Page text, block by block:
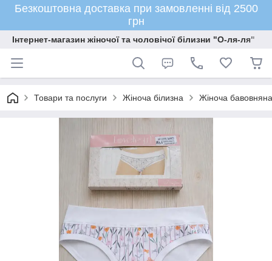
Безкоштовна доставка при замовленні від 2500
грн
Інтернет-магазин жіночої та чоловічої білизни "О-ля-ля"
Товари та послуги Жіноча білизна Жіноча бавовняна